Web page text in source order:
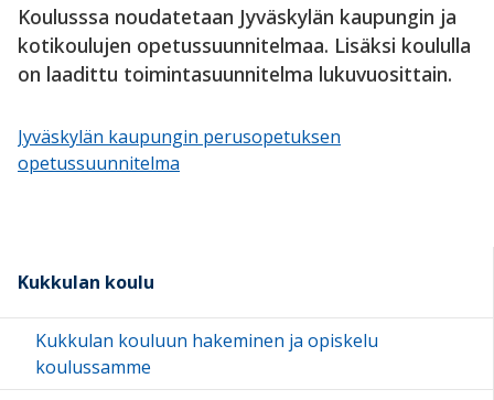
Koulusssa noudatetaan Jyväskylän kaupungin ja
kotikoulujen opetussuunnitelmaa. Lisäksi koululla
on laadittu toimintasuunnitelma lukuvuosittain.
Jyväskylän kaupungin perusopetuksen
opetussuunnitelma
Kukkulan koulu
Kukkulan kouluun hakeminen ja opiskelu
koulussamme